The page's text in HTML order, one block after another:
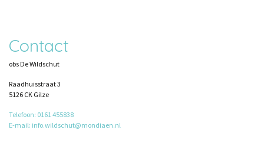
Contact
obs De Wildschut
Raadhuisstraat 3
5126 CK Gilze
Telefoon: 0161 455838
E-mail: info.wildschut@mondiaen.nl